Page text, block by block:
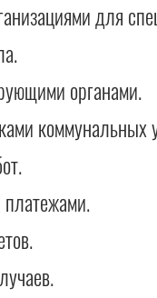
для
органами.
коммунальных